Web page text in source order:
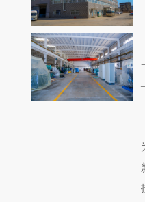
摩擦焊机
惯性摩擦焊机
连续驱动摩擦焊机
世界杯压球官网
行业新闻
企业动态
案例展示
客户案例
荣誉资质
世界杯压球官网-世界杯(中